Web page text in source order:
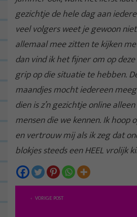
gezichtje de hele dag aan
veel volgers weet je gewoon
allemaal mee zitten te kijken
dan vind ik het fijner om op
grip op die situatie te hebben.
maandjes mocht iedereen
dien is z’n gezichtje online
mensen die we kennen. Ik hoop
en vertrouw mij als ik zeg dat
blokjes steeds een HEEL vrolijk
VORIGE POST